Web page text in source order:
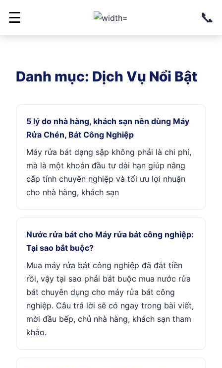
☰ 📞
Danh mục: Dịch Vụ Nổi Bật
5 lý do nhà hàng, khách sạn nên dùng Máy
Rửa Chén, Bát Công Nghiệp
Máy rửa bát dạng sập không phải là chi phí,
mà là một khoản đầu tư dài hạn giúp nâng
cấp tính chuyên nghiệp và tối ưu lợi nhuận
cho nhà hàng, khách sạn
Nước rửa bát cho Máy rửa bát công nghiệp:
Tại sao bắt buộc?
Mua máy rửa bát công nghiệp đã đắt tiền
rồi, vậy tại sao phải bát buộc mua nước rửa
bát chuyên dụng cho máy rửa bát công
nghiệp. Câu trả lời sẽ có ngay trong bài viết,
mời đầu bếp, chủ nhà hàng, khách sạn tham
khảo.